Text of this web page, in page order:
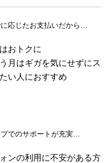
応じたお支払いだから…
おトクに
月はギガを気にせずにス
い人におすすめ
プでのサポートが充実…
ンの利用に不安がある方